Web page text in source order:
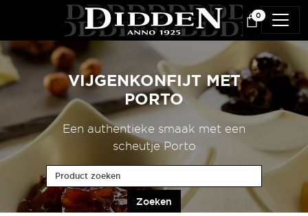
Overslaan en naar de inhoud gaan
0
VIJGENKONFIJT MET
PORTO
Een authentieke smaak met een
scheutje Porto